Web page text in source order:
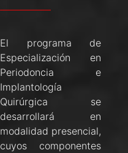
El programa de
Especialización en
Periodoncia e
Implantología
Quirúrgica se
desarrollará en
modalidad presencial,
cuyos componentes